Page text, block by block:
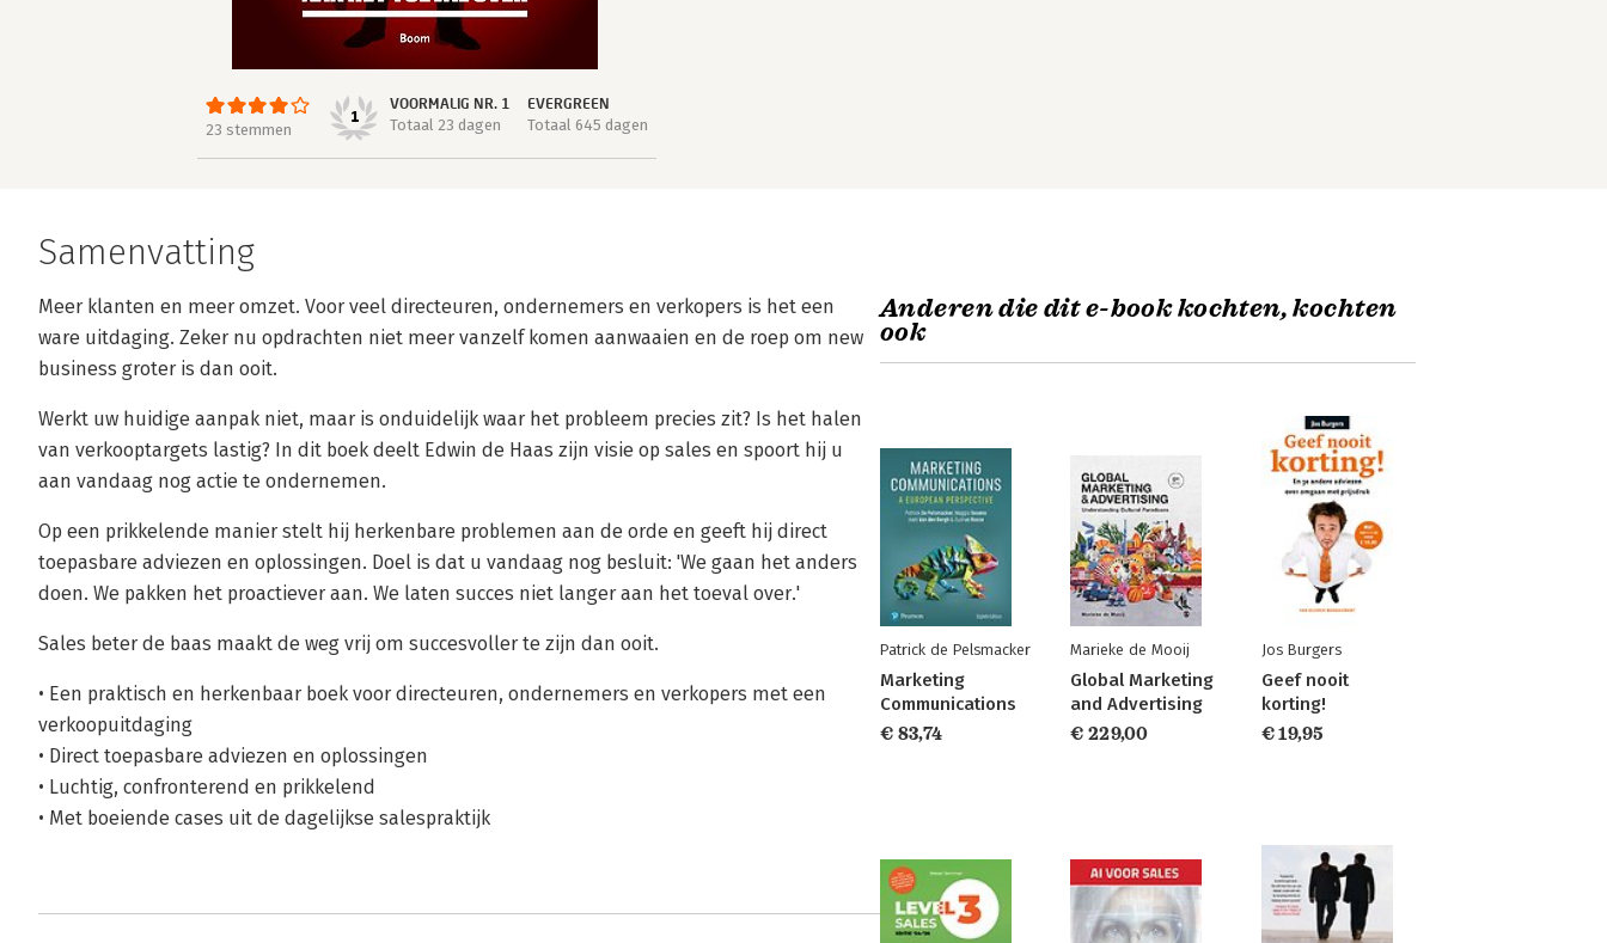
23 stemmen
1
VOORMALIG NR. 1
Totaal 23 dagen
EVERGREEN
Totaal 645 dagen
Samenvatting
Meer klanten en meer omzet. Voor veel directeuren, ondernemers en verkopers is het een
ware uitdaging. Zeker nu opdrachten niet meer vanzelf komen aanwaaien en de roep om new
business groter is dan ooit.
Werkt uw huidige aanpak niet, maar is onduidelijk waar het probleem precies zit? Is het halen
van verkooptargets lastig? In dit boek deelt Edwin de Haas zijn visie op sales en spoort hij u
aan vandaag nog actie te ondernemen.
Op een prikkelende manier stelt hij herkenbare problemen aan de orde en geeft hij direct
toepasbare adviezen en oplossingen. Doel is dat u vandaag nog besluit: 'We gaan het anders
doen. We pakken het proactiever aan. We laten succes niet langer aan het toeval over.'
Sales beter de baas maakt de weg vrij om succesvoller te zijn dan ooit.
• Een praktisch en herkenbaar boek voor directeuren, ondernemers en verkopers met een
verkoopuitdaging
• Direct toepasbare adviezen en oplossingen
• Luchtig, confronterend en prikkelend
• Met boeiende cases uit de dagelijkse salespraktijk
Anderen die dit e-book kochten, kochten
ook
Patrick de Pelsmacker
Marketing
Communications
€ 83,74
Marieke de Mooij
Global Marketing
and Advertising
€ 229,00
Jos Burgers
Geef nooit
korting!
€ 19,95